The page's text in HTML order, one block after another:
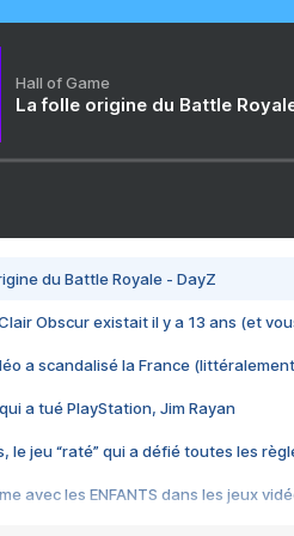
Hall of Game
La folle origine du Battle
du Battle Royale - DayZ
Obscur existait il y a 13 ans (et
a scandalisé la France
qui a tué PlayStation, Jim Rayan
le jeu “raté” qui a défié toutes les
avec les ENFANTS dans les jeux